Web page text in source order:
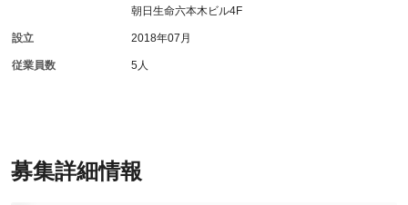
募集詳細情報
朝日生命六本木ビル4F
設立 2018年07月
従業員数 5人